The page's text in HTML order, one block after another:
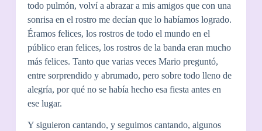
todo pulmón, volví a abrazar a mis amigos que con una
sonrisa en el rostro me decían que lo habíamos logrado.
Éramos felices, los rostros de todo el mundo en el
público eran felices, los rostros de la banda eran mucho
más felices. Tanto que varias veces Mario preguntó,
entre sorprendido y abrumado, pero sobre todo lleno de
alegría, por qué no se había hecho esa fiesta antes en
ese lugar.
Y siguieron cantando, y seguimos cantando, algunos